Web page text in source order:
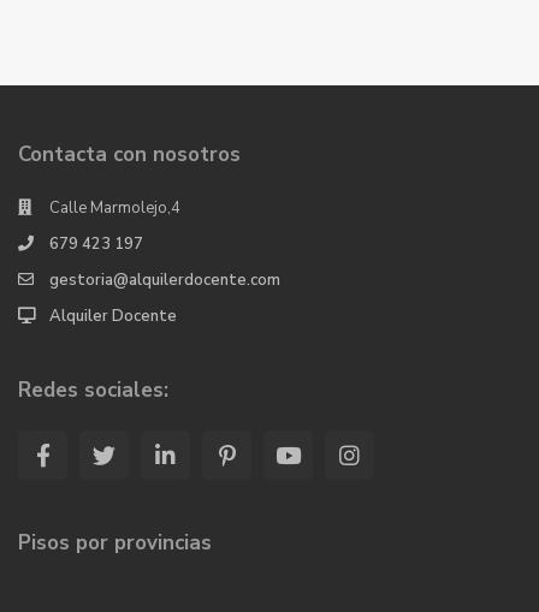
Contacta con nosotros
Calle Marmolejo,4
679 423 197
gestoria@alquilerdocente.com
Alquiler Docente
Redes sociales:
Pisos por provincias